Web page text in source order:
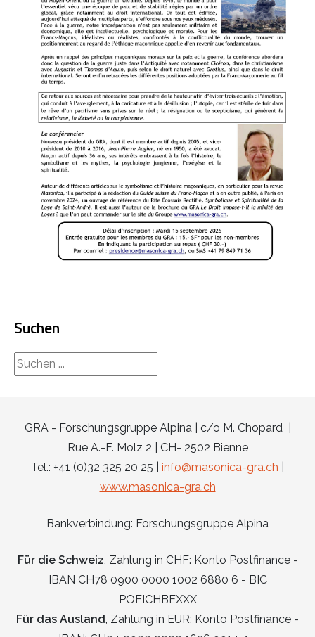
Suchen
rechercher...
GRA - Forschungsgruppe Alpina | c/o M. Chopard |
Rue A.-F. Molz 2 | CH- 2502 Bienne
Tel.: +41 (0)32 325 20 25 | info@masonica-gra.ch
www.masonica-gra.ch
Bankverbindung: Forschungsgruppe Alpina
Für die Schweiz , Zahlung in CHF: Konto Postfinance -
IBAN CH78 0900 0000 1002 6880 6 - BIC
POFICHBEXXX
Für das Ausland , Zahlung in EUR: Konto Postfinance -